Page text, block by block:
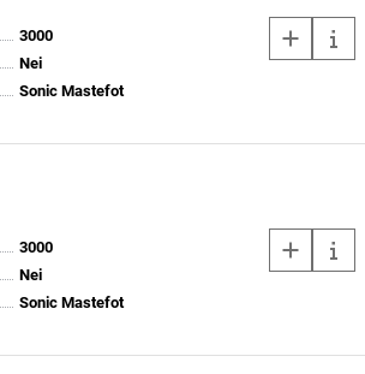
3000
Nei
Sonic Mastefot
3000
Nei
Sonic Mastefot